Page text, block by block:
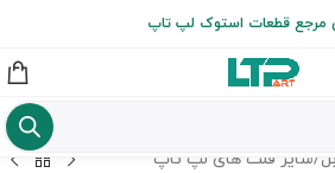
به عهده مشتری است)
مرجع قطعات استوک لپ تاپ
/سایر فلت های لپ تاپ